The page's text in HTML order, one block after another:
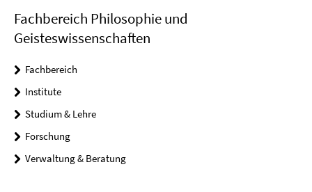
Fachbereich Philosophie und
Geisteswissenschaften
Fachbereich
Institute
Studium & Lehre
Forschung
Verwaltung & Beratung